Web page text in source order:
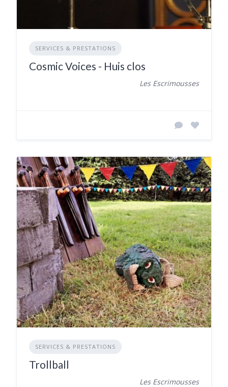
SERVICES & PRESTATIONS
Cosmic Voices - Huis clos
Les Escrimousses
SERVICES & PRESTATIONS
Trollball
Les Escrimousses